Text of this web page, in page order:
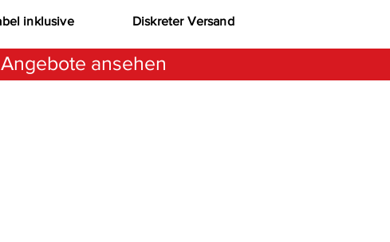
inklusive Diskreter Versand
ansehen